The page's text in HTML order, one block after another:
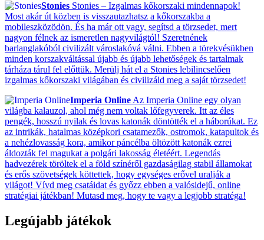
Stonies Stonies – Izgalmas kőkorszaki mindennapok!
Most akár út közben is visszautazhatsz a kőkorszakba a
mobileszközödön. És ha már ott vagy, segítsd a törzsedet, mert
nagyon félnek az ismeretlen nagyvilágtól! Szeretnének
barlanglakóból civilizált városlakóvá válni. Ebben a törekvésükben
minden korszakváltással újabb és újabb lehetőségek és tartalmak
tárháza tárul fel előttük. Merülj hát el a Stonies lebilincselően
izgalmas kőkorszaki világában és civilizáld meg a saját törzsedet!
Imperia Online Az Imperia Online egy olyan
világba kalauzol, ahol még nem voltak lőfegyverek. Itt az éles
pengék, hosszú nyilak és lovas katonák döntötték el a háborúkat. Ez
az intrikák, hatalmas középkori csatamezők, ostromok, katapultok és
a nehézlovasság kora, amikor páncélba öltözött katonák ezrei
áldozták fel magukat a polgári lakosság életéért. Legendás
hadvezérek töröltek el a föld színéről gazdaságilag stabil államokat
és erős szövetségek köttettek, hogy egységes erővel uralják a
világot! Vívd meg csatáidat és győzz ebben a valósidejű, online
stratégiai játékban! Mutasd meg, hogy te vagy a legjobb stratéga!
Legújabb játékok